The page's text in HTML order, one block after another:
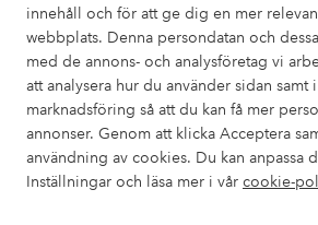
innehåll och för att ge dig en mer
webbplats. Denna persondatan och
med de annons- och analysföretag vi
att analysera hur du använder sidan samt
marknadsföring så att du kan få mer
annonser. Genom att klicka Acceptera
användning av cookies. Du kan anpassa
Inställningar och läsa mer i vår cookie-
Säkra betalningar
Vill du veta mer om våra
elpy